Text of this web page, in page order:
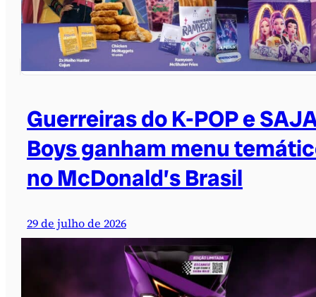
Guerreiras do K-POP e
Boys ganham menu
no McDonald’s Brasil
29 de julho de 2026